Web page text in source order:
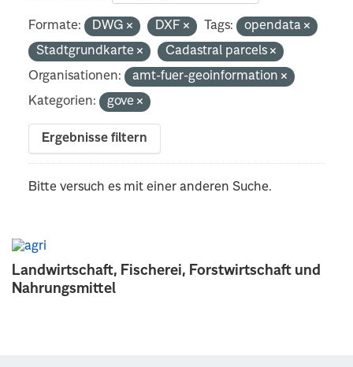
Landwirtschaft, Fischerei, Forstwirtschaft und
Nahrungsmittel
Formate: DWG DXF Tags:
opendata
Stadtgrundkarte
Cadastral parcels
Organisationen:
amt-fuer-geoinformation
Kategorien:
gove
Ergebnisse filtern
Bitte versuch es mit einer anderen Suche.